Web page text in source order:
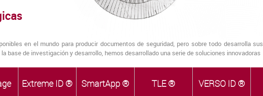
en el mundo para producir documentos de seguridad, pero sobre todo desarrolla sus
base de investigación y desarrollo, hemos desarrollado una serie de soluciones innovadoras
Extreme ID ® SmartApp ® TLE ® VERSO ID ®